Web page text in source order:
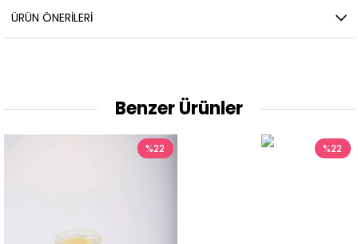
ÜRÜN ÖNERILERI
Benzer Ürünler
%22 %22